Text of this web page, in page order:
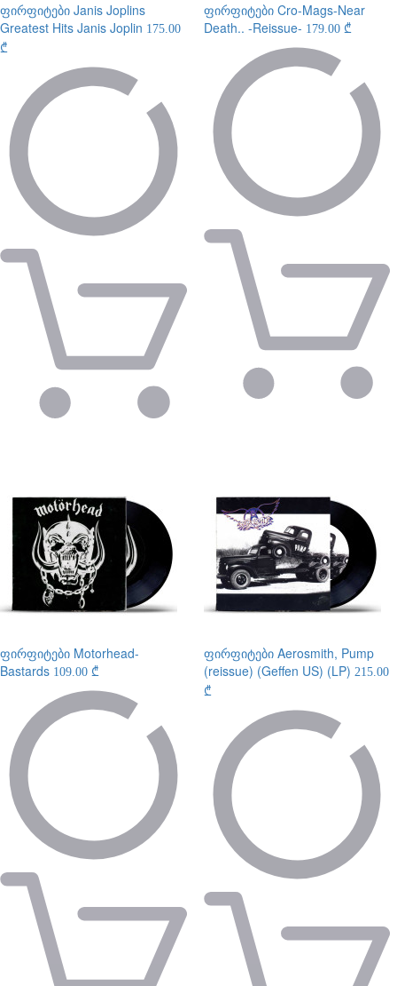
ფირფიტები Janis Joplins
Greatest Hits Janis Joplin 175.00
₾
ფირფიტები Cro-Mags-Near
Death.. -Reissue- 179.00 ₾
ფირფიტები Motorhead-
Bastards 109.00 ₾
ფირფიტები Aerosmith, Pump
(reissue) (Geffen US) (LP) 215.00
₾